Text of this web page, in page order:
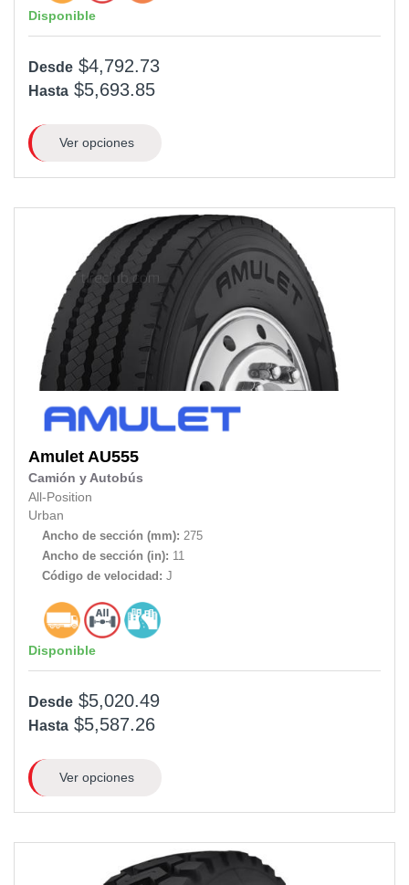
Disponible
Desde $4,792.73
Hasta $5,693.85
Ver opciones
Amulet AU555
Camión y Autobús
All-Position
Urban
Ancho de sección (mm): 275
Ancho de sección (in): 11
Código de velocidad: J
Disponible
Desde $5,020.49
Hasta $5,587.26
Ver opciones